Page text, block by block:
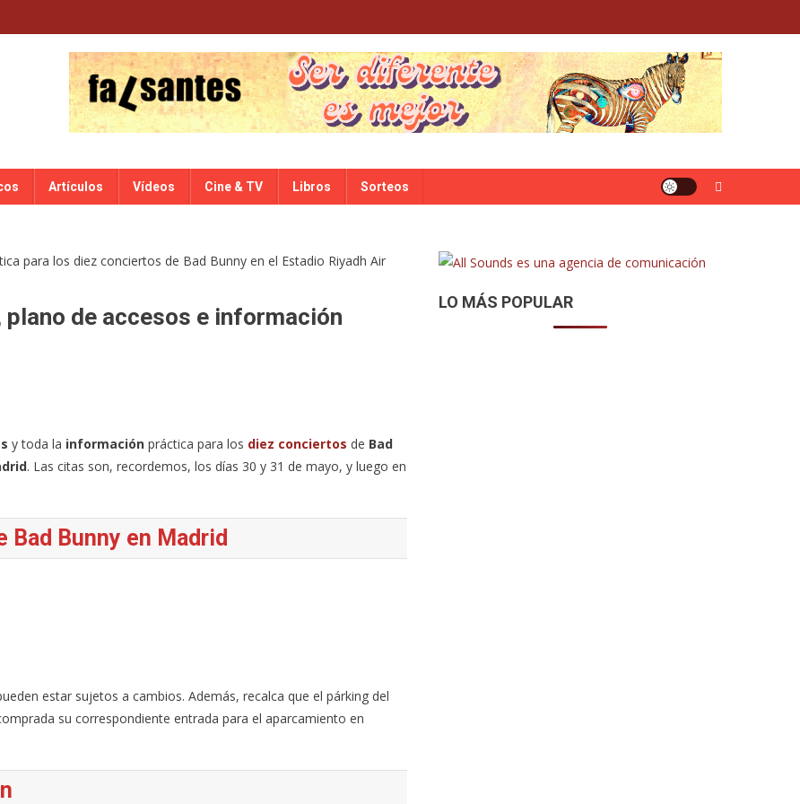
Artículos Vídeos Cine & TV Libros Sorteos
de accesos e información
y toda la información práctica para los diez conciertos de Bad
. Las citas son, recordemos, los días 30 y 31 de mayo, y luego en
Bad Bunny en Madrid
estar sujetos a cambios. Además, recalca que el párking del
su correspondiente entrada para el aparcamiento en
LO MÁS POPULAR